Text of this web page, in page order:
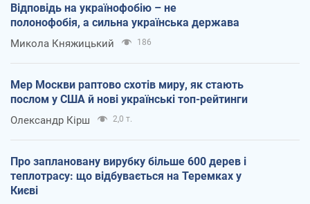
Відповідь на українофобію – не
полонофобія, а сильна українська держава
Микола Княжицький 186
Мер Москви раптово схотів миру, як стають
послом у США й нові українські топ-рейтинги
Олександр Кірш 2,0 т.
Про заплановану вирубку більше 600 дерев і
теплотрасу: що відбувається на Теремках у
Києві